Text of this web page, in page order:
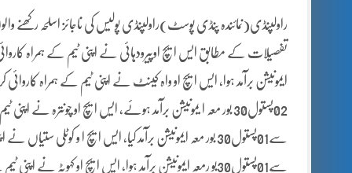
02پستول30 بور معہ ا یمونیشن برآمد ہوئے، ایس ایچ او
سے01پستول30 بور معہ ایمونیشن برآمد کیا، ایس ایچ ا و
سے01پستول30بو رمعہ ایمونیشن برآمد ہوا، ایس ایچ او